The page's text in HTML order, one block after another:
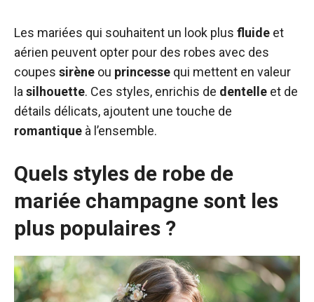
Les mariées qui souhaitent un look plus fluide et
aérien peuvent opter pour des robes avec des
coupes sirène ou princesse qui mettent en valeur
la silhouette. Ces styles, enrichis de dentelle et de
détails délicats, ajoutent une touche de
romantique à l’ensemble.
Quels styles de robe de
mariée champagne sont les
plus populaires ?